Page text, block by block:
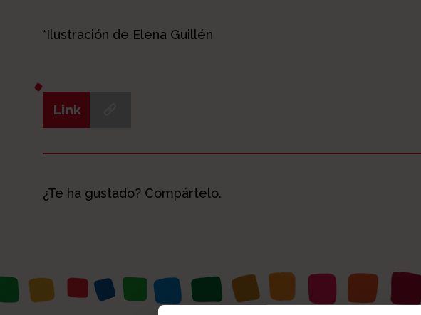
*Ilustración de Elena Guillén
Link
¿Te ha gustado? Compártelo.